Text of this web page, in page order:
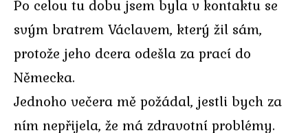
Po celou tu dobu jsem byla v kontaktu se
svým bratrem Václavem, který žil sám,
protože jeho dcera odešla za prací do
Německa.
Jednoho večera mě požádal, jestli bych za
ním nepřijela, že má zdravotní problémy.